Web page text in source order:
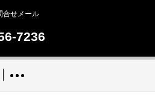
合せメール
7236